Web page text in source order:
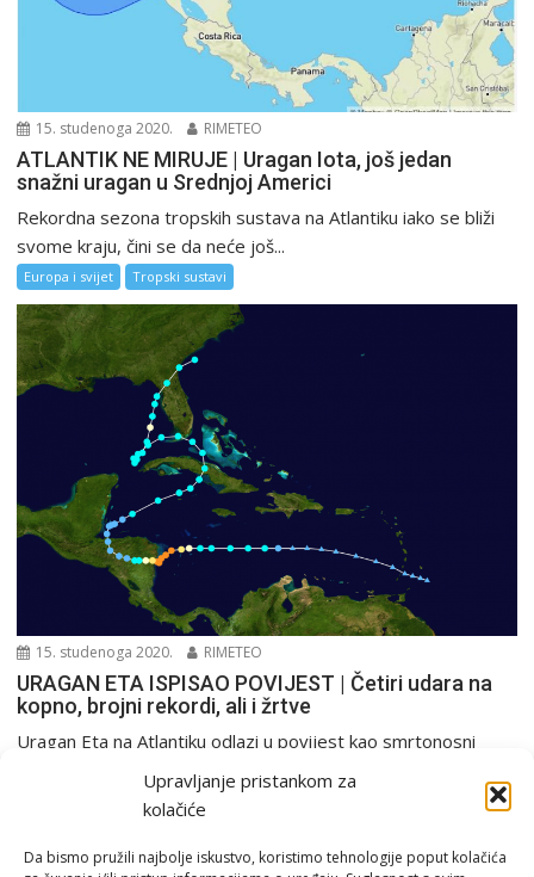
Upravljanje pristankom za
kolačiće
Da bismo pružili najbolje iskustvo, koristimo tehnologije poput kolačića
15. studenoga 2020. RIMETEO
ATLANTIK NE MIRUJE | Uragan Iota, još jedan
snažni uragan u Srednjoj Americi
Rekordna sezona tropskih sustava na Atlantiku iako se bliži
svome kraju, čini se da neće još...
Europa i svijet Tropski sustavi
15. studenoga 2020. RIMETEO
URAGAN ETA ISPISAO POVIJEST | Četiri udara na
kopno, brojni rekordi, ali i žrtve
Uragan Eta na Atlantiku odlazi u povijest kao smrtonosni
tropski sustav koji je uzeo najmanje 165...
Tropski sustavi